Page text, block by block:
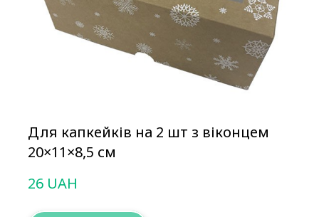
Для капкейків на 2 шт з віконцем
20×11×8,5 см
26 UAH